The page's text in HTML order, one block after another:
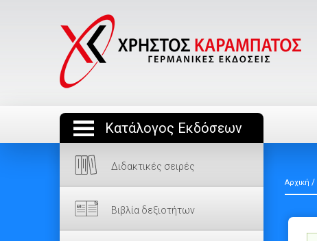
Κατάλογος Εκδόσεων
Διδακτικές σειρές
Βιβλία δεξιοτήτων
Αρχική /